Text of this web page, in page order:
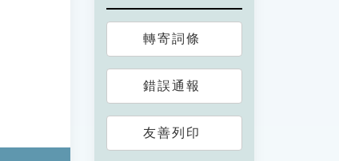
轉寄詞條
錯誤通報
友善列印